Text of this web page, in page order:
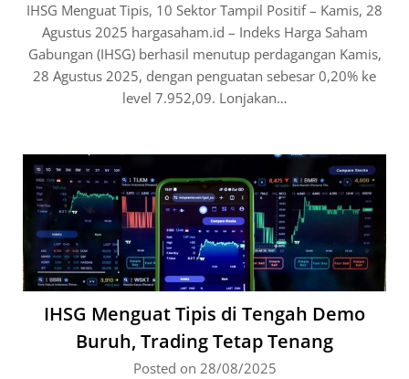
IHSG Menguat Tipis, 10 Sektor Tampil Positif – Kamis, 28
Agustus 2025 hargasaham.id – Indeks Harga Saham
Gabungan (IHSG) berhasil menutup perdagangan Kamis,
28 Agustus 2025, dengan penguatan sebesar 0,20% ke
level 7.952,09. Lonjakan…
IHSG Menguat Tipis di Tengah Demo
Buruh, Trading Tetap Tenang
Posted on 28/08/2025